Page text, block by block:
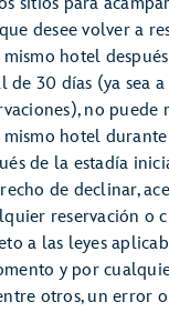
desee volver a
hotel
de 30 días (ya sea
no puede
mismo hotel
de la estadía
de declinar,
reservación o
a las leyes
y por
otros, un error